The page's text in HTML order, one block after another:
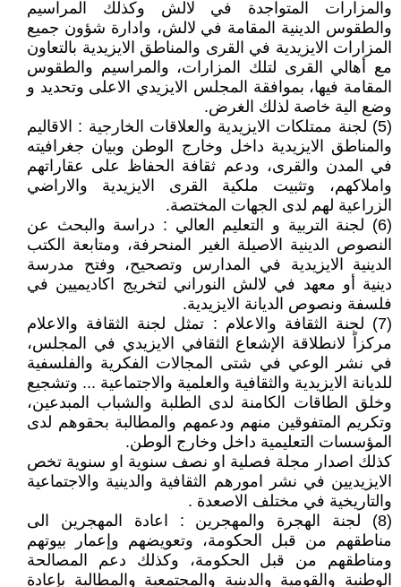
والمزارات المتواجدة في لالش وكذلك المراسيم
والطقوس الدينية المقامة في لالش، وادارة شؤون جميع
المزارات الايزيدية في القرى والمناطق الايزيدية بالتعاون
مع أهالي القرى لتلك المزارات، والمراسيم والطقوس
المقامة فيها، بموافقة المجلس الايزيدي الاعلى وتحديد و
وضع الية خاصة لذلك الغرض.
(5) لجنة ممتلكات الايزيدية والعلاقات الخارجية : الاقاليم
والمناطق الايزيدية داخل وخارج الوطن وبيان جغرافيته
في المدن والقرى، ودعم ثقافة الحفاظ على عقاراتهم
واملاكهم، وتثبيت ملكية القرى الايزيدية والاراضي
الزراعية لهم لدى الجهات المختصة.
(6) لجنة التربية و التعليم العالي : دراسة والبحث عن
النصوص الدينية الاصيلة الغير المنحرفة، ومتابعة الكتب
الدينية الايزيدية في المدارس وتصحيح، وفتح مدرسة
دينية أو معهد في لالش النوراني لتخريج اكاديميين في
فلسفة ونصوص الديانة الايزيدية.
(7) لجنة الثقافة والاعلام : تمثل لجنة الثقافة والاعلام
مركزاً لانطلاقة الإشعاع الثقافي الايزيدي في المجلس،
في نشر الوعي في شتى المجالات الفكرية والفلسفية
للديانة الايزيدية والثقافية والعلمية والاجتماعية ... وتشجيع
وخلق الطاقات الكامنة لدى الطلبة والشباب المبدعين،
وتكريم المتفوقين منهم ودعمهم والمطالبة بحقوهم لدى
المؤسسات التعليمية داخل وخارج الوطن.
كذلك اصدار مجلة فصلية او نصف سنوية او سنوية تخص
الايزيديين في نشر امورهم الثقافية والدينية والاجتماعية
والتاريخية في مختلف الاصعدة .
(8) لجنة الهجرة والمهجرين : اعادة المهجرين الى
مناطقهم من قبل الحكومة، وتعويضهم وإعمار بيوتهم
ومناطقهم من قبل الحكومة، وكذلك دعم المصالحة
الوطنية والقومية والدينية والمجتمعية والمطالبة بإعادة